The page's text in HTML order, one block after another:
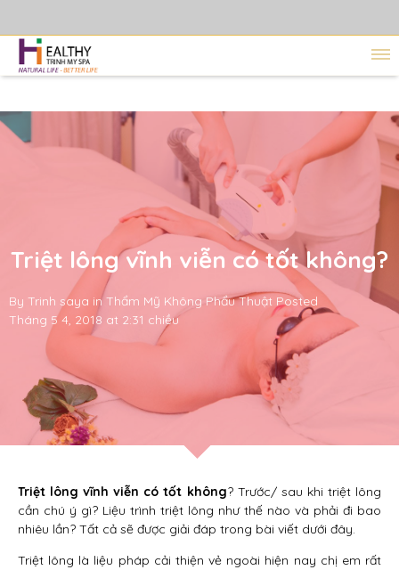
Triệt lông vĩnh viễn có tốt không?
By Trinh saya in Thẩm Mỹ Không Phẩu Thuật Posted
Tháng 5 4, 2018 at 2:31 chiều
Triệt lông vĩnh viễn có tốt không? Trước/ sau khi triệt lông
cần chú ý gì? Liệu trình triệt lông như thế nào và phải đi bao
nhiêu lần? Tất cả sẽ được giải đáp trong bài viết dưới đây.
Triệt lông là liệu pháp cải thiện vẻ ngoài hiện nay chị em rất